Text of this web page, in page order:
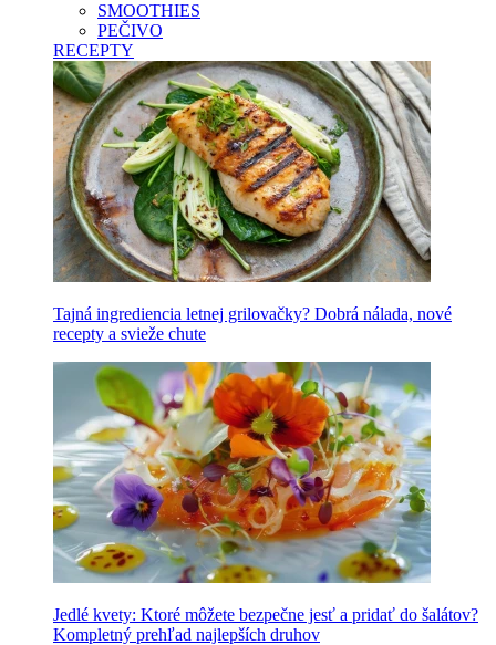
SMOOTHIES
PEČIVO
RECEPTY
Tajná ingrediencia letnej grilovačky? Dobrá nálada, nové
recepty a svieže chute
Jedlé kvety: Ktoré môžete bezpečne jesť a pridať do šalátov?
Kompletný prehľad najlepších druhov